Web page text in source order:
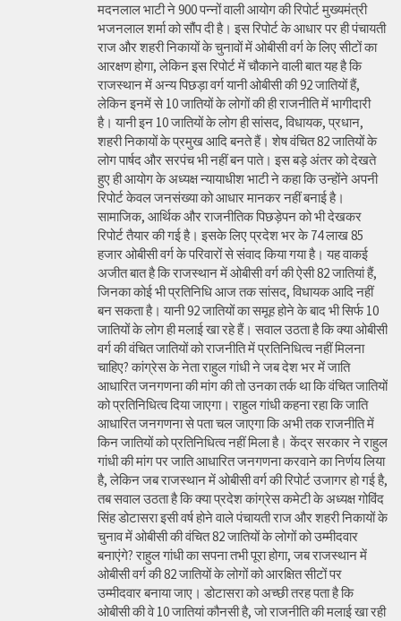
मदनलाल भाटी ने 900 पन्नों वाली आयोग की रिपोर्ट मुख्यमंत्री
भजनलाल शर्मा को सौंप दी है। इस रिपोर्ट के आधार पर ही पंचायती
राज और शहरी निकायों के चुनावों में ओबीसी वर्ग के लिए सीटों का
आरक्षण होगा, लेकिन इस रिपोर्ट में चौकाने वाली बात यह है कि
राजस्थान में अन्य पिछड़ा वर्ग यानी ओबीसी की 92 जातियों हैं,
लेकिन इनमें से 10 जातियों के लोगों की ही राजनीति में भागीदारी
है। यानी इन 10 जातियों के लोग ही सांसद, विधायक, प्रधान,
शहरी निकायों के प्रमुख आदि बनते हैं। शेष वंचित 82 जातियों के
लोग पार्षद और सरपंच भी नहीं बन पाते। इस बड़े अंतर को देखते
हुए ही आयोग के अध्यक्ष न्यायाधीश भाटी ने कहा कि उन्होंने अपनी
रिपोर्ट केवल जनसंख्या को आधार मानकर नहीं बनाई है।
सामाजिक, आर्थिक और राजनीतिक पिछड़ेपन को भी देखकर
रिपोर्ट तैयार की गई है। इसके लिए प्रदेश भर के 74 लाख 85
हजार ओबीसी वर्ग के परिवारों से संवाद किया गया है। यह वाकई
अजीत बात है कि राजस्थान में ओबीसी वर्ग की ऐसी 82 जातियां हैं,
जिनका कोई भी प्रतिनिधि आज तक सांसद, विधायक आदि नहीं
बन सकता है। यानी 92 जातियों का समूह होने के बाद भी सिर्फ 10
जातियों के लोग ही मलाई खा रहे हैं। सवाल उठता है कि क्या ओबीसी
वर्ग की वंचित जातियों को राजनीति में प्रतिनिधित्व नहीं मिलना
चाहिए? कांग्रेस के नेता राहुल गांधी ने जब देश भर में जाति
आधारित जनगणना की मांग की तो उनका तर्क था कि वंचित जातियों
को प्रतिनिधित्व दिया जाएगा। राहुल गांधी कहना रहा कि जाति
आधारित जनगणना से पता चल जाएगा कि अभी तक राजनीति में
किन जातियों को प्रतिनिधित्व नहीं मिला है। केंद्र सरकार ने राहुल
गांधी की मांग पर जाति आधारित जनगणना करवाने का निर्णय लिया
है, लेकिन जब राजस्थान में ओबीसी वर्ग की रिपोर्ट उजागर हो गई है,
तब सवाल उठता है कि क्या प्रदेश कांग्रेस कमेटी के अध्यक्ष गोविंद
सिंह डोटासरा इसी वर्ष होने वाले पंचायती राज और शहरी निकायों के
चुनाव में ओबीसी की वंचित 82 जातियों के लोगों को उम्मीदवार
बनाएंगे? राहुल गांधी का सपना तभी पूरा होगा, जब राजस्थान में
ओबीसी वर्ग की 82 जातियों के लोगों को आरक्षित सीटों पर
उम्मीदवार बनाया जाए। डोटासरा को अच्छी तरह पता है कि
ओबीसी की वे 10 जातियां कौनसी है, जो राजनीति की मलाई खा रही